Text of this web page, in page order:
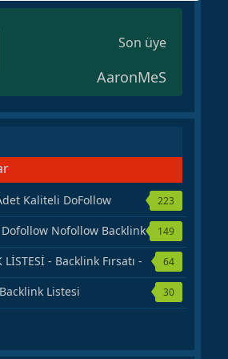
Son üye
AaronMeS
Kaliteli DoFollow
223
Nofollow Backlink
149
LİSTESİ - Backlink Fırsatı -
64
Listesi 30